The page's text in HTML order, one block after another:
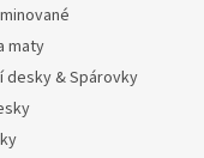
maty
desky & Spárovky